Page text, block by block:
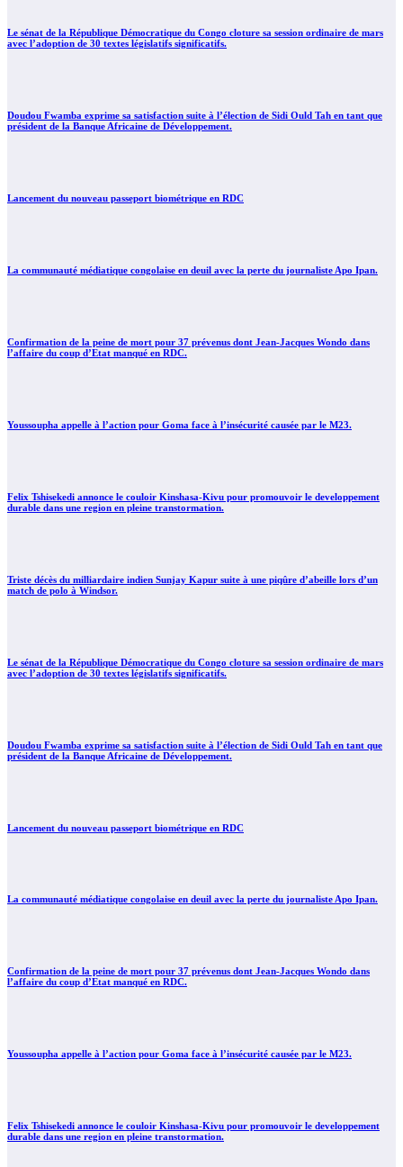
Le sénat de la République Démocratique du Congo cloture sa session ordinaire de mars
avec l’adoption de 30 textes législatifs significatifs.
Doudou Fwamba exprime sa satisfaction suite à l’élection de Sidi Ould Tah en tant que
président de la Banque Africaine de Développement.
Lancement du nouveau passeport biométrique en RDC
La communauté médiatique congolaise en deuil avec la perte du journaliste Apo Ipan.
Confirmation de la peine de mort pour 37 prévenus dont Jean-Jacques Wondo dans
l’affaire du coup d’Etat manqué en RDC.
Youssoupha appelle à l’action pour Goma face à l’insécurité causée par le M23.
Felix Tshisekedi annonce le couloir Kinshasa-Kivu pour promouvoir le developpement
durable dans une region en pleine transtormation.
Triste décès du milliardaire indien Sunjay Kapur suite à une piqûre d’abeille lors d’un
match de polo à Windsor.
Le sénat de la République Démocratique du Congo cloture sa session ordinaire de mars
avec l’adoption de 30 textes législatifs significatifs.
Doudou Fwamba exprime sa satisfaction suite à l’élection de Sidi Ould Tah en tant que
président de la Banque Africaine de Développement.
Lancement du nouveau passeport biométrique en RDC
La communauté médiatique congolaise en deuil avec la perte du journaliste Apo Ipan.
Confirmation de la peine de mort pour 37 prévenus dont Jean-Jacques Wondo dans
l’affaire du coup d’Etat manqué en RDC.
Youssoupha appelle à l’action pour Goma face à l’insécurité causée par le M23.
Felix Tshisekedi annonce le couloir Kinshasa-Kivu pour promouvoir le developpement
durable dans une region en pleine transtormation.